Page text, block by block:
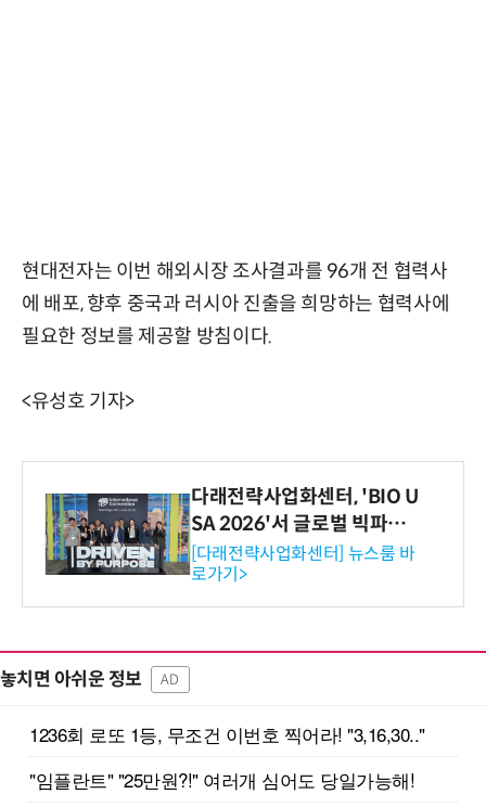
현대전자는 이번 해외시장 조사결과를 96개 전 협력사
에 배포, 향후 중국과 러시아 진출을 희망하는 협력사에
필요한 정보를 제공할 방침이다.
<유성호 기자>
다래전략사업화센터, 'BIO U
SA 2026'서 글로벌 빅파마
와의 비즈니스 미팅 지원…K
-바이오 해외 진출 교두보 확
보
[다래전략사업화센터] 뉴스룸 바
로가기>
놓치면 아쉬운 정보 AD